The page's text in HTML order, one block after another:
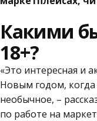
Какими
18+?
«Это интересная и
Новым годом,
необычное, –
по работе на